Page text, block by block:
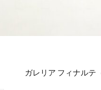
ガレリア フィナル